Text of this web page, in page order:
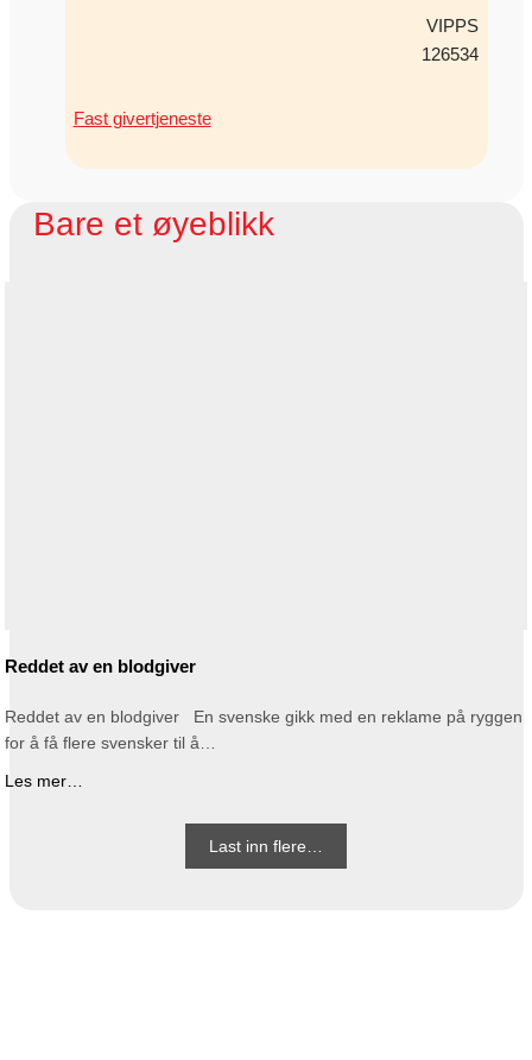
VIPPS
126534
Fast givertjeneste
Bare et øyeblikk
Reddet av en blodgiver
Reddet av en blodgiver En svenske gikk med en reklame på ryggen
for å få flere svensker til å…
Les mer…
Last inn flere…